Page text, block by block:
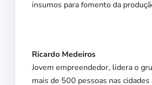
insumos para fomento da
Ricardo Medeiros
Jovem empreendedor, lidera o
mais de 500 pessoas nas